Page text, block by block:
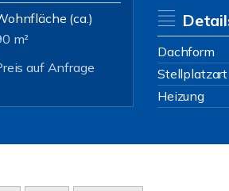
(ca.)
m²
auf Anfrage
Dachform
Stellplatzart
Heizung